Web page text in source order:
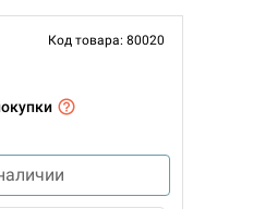
Код товара: 80020